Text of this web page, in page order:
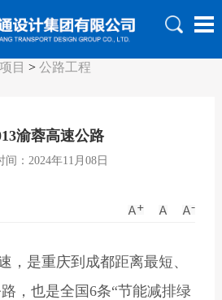
目 > 公路工程
渝蓉高速公路
间：2024年11月08日
是重庆到成都距离最短、
，也是全国6条“节能减排绿